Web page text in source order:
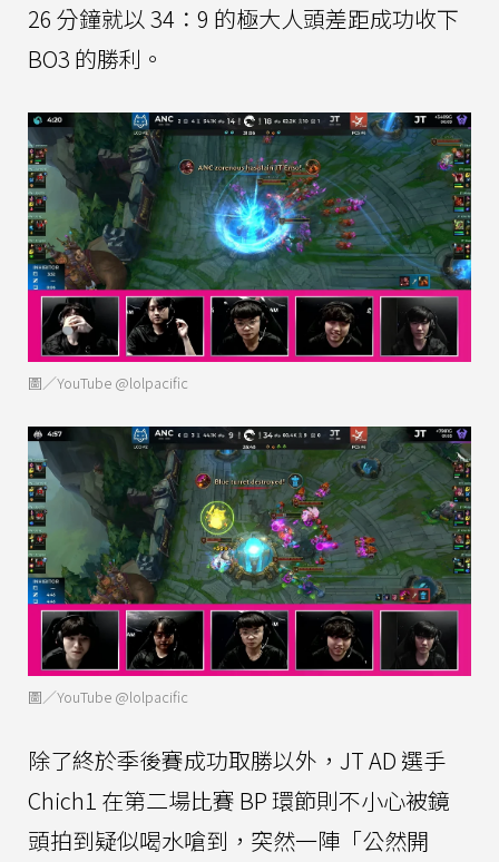
26 分鐘就以 34：9 的極大人頭差距成功收下
BO3 的勝利。
圖／YouTube @lolpacific
圖／YouTube @lolpacific
除了終於季後賽成功取勝以外，JT AD 選手
Chich1 在第二場比賽 BP 環節則不小心被鏡
頭拍到疑似喝水嗆到，突然一陣「公然開